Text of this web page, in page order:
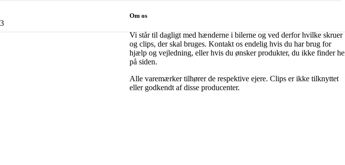
Om os
Vi står til dagligt med hænderne i bilerne og ved derfor hvilke skruer
og clips, der skal bruges. Kontakt os endelig hvis du har brug for
hjælp og vejledning, eller hvis du ønsker produkter, du ikke finder
på siden.
Alle varemærker tilhører de respektive ejere. Clips er ikke tilknyttet
eller godkendt af disse producenter.